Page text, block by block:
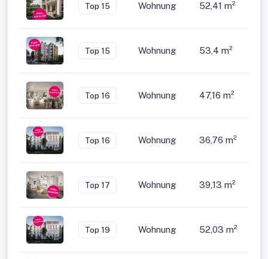
Top 15 Wohnung 52,41 m²
Top 15 Wohnung 53,4 m²
Top 16 Wohnung 47,16 m²
Top 16 Wohnung 36,76 m²
Top 17 Wohnung 39,13 m²
Top 19 Wohnung 52,03 m²